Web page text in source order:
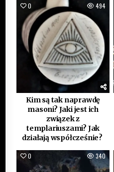
0 494
Kim są tak naprawdę
masoni? Jaki jest ich
związek z
templariuszami? Jak
działają współcześnie?
0 340